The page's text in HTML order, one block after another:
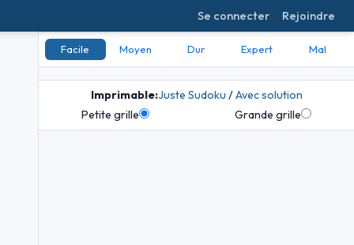
Se connecter Rejoindre
Facile Moyen Dur Expert Mal
Imprimable:Juste Sudoku /Avec solution
Petite grille
Grande grille